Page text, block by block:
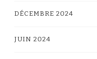
DÉCEMBRE 2024
JUIN 2024